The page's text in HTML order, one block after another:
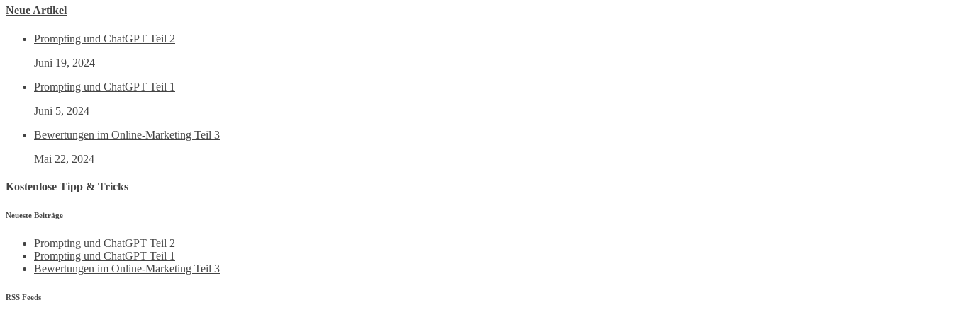
Neue Artikel
Prompting und ChatGPT Teil 2
Juni 19, 2024
Prompting und ChatGPT Teil 1
Juni 5, 2024
Bewertungen im Online-Marketing Teil 3
Mai 22, 2024
Kostenlose Tipp & Tricks
Neueste Beiträge
Prompting und ChatGPT Teil 2
Prompting und ChatGPT Teil 1
Bewertungen im Online-Marketing Teil 3
RSS Feeds